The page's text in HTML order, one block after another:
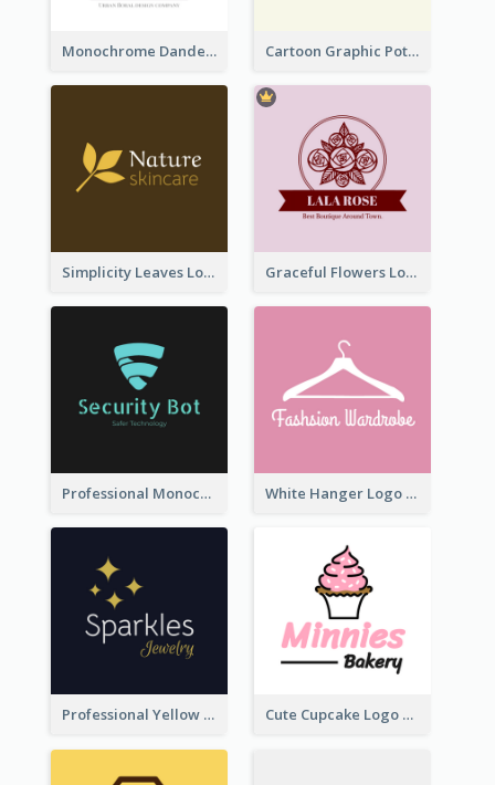
Monochrome Dandelion Flower Logo Cartoon Graphic Potted Plant Logo
Simplicity Leaves Logo For Body Care Store Graceful Flowers Logo In Round Shape
Professional Monochrome Logo For Security Services White Hanger Logo For Clothes Store
Professional Yellow And White Sparkles Jewelry Logo Cute Cupcake Logo For Bakery